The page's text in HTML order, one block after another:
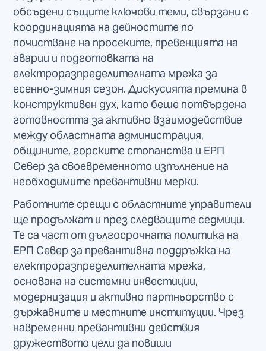
обсъдени същите ключови теми, свързани с
координацията на дейностите по
почистване на просеките, превенцията на
аварии и подготовката на
електроразпределителната мрежа за
есенно-зимния сезон. Дискусията премина в
конструктивен дух, като беше потвърдена
готовността за активно взаимодействие
между областната администрация,
общините, горските стопанства и ЕРП
Север за своевременното изпълнение на
необходимите превантивни мерки.
Работните срещи с областните управители
ще продължат и през следващите седмици.
Те са част от дългосрочната политика на
ЕРП Север за превантивна поддръжка на
електроразпределителната мрежа,
основана на системни инвестиции,
модернизация и активно партньорство с
държавните и местните институции. Чрез
навременни превантивни действия
дружеството цели да повиши